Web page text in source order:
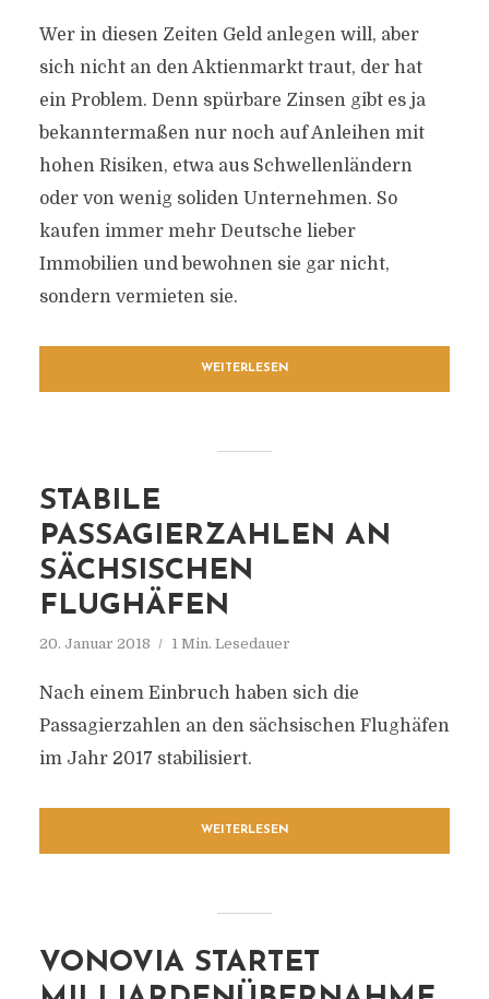
Wer in diesen Zeiten Geld anlegen will, aber
sich nicht an den Aktienmarkt traut, der hat
ein Problem. Denn spürbare Zinsen gibt es ja
bekanntermaßen nur noch auf Anleihen mit
hohen Risiken, etwa aus Schwellenländern
oder von wenig soliden Unternehmen. So
kaufen immer mehr Deutsche lieber
Immobilien und bewohnen sie gar nicht,
sondern vermieten sie.
WEITERLESEN
STABILE
PASSAGIERZAHLEN AN
SÄCHSISCHEN
FLUGHÄFEN
20. Januar 2018 1 Min. Lesedauer
Nach einem Einbruch haben sich die
Passagierzahlen an den sächsischen Flughäfen
im Jahr 2017 stabilisiert.
WEITERLESEN
VONOVIA STARTET